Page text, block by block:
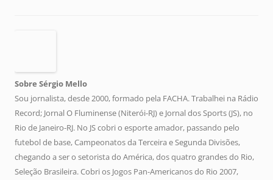
Sobre Sérgio Mello
Sou jornalista, desde 2000, formado pela FACHA. Trabalhei na Rádio
Record; Jornal O Fluminense (Niterói-RJ) e Jornal dos Sports (JS), no
Rio de Janeiro-RJ. No JS cobri o esporte amador, passando pelo
futebol de base, Campeonatos da Terceira e Segunda Divisões,
chegando a ser o setorista do América, dos quatro grandes do Rio,
Seleção Brasileira. Cobri os Jogos Pan-Americanos do Rio 2007,